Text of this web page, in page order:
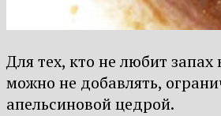
Для тех, кто не любит запах
можно не добавлять,
апельсиновой цедрой.